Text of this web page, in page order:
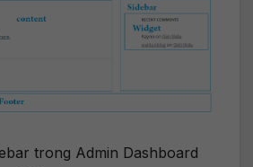
trong Admin Dashboard